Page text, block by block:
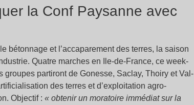
la Conf Paysanne avec
bétonnage et l’accaparement des terres, la saison
Quatre marches en Ile-de-France, ce week-
partiront de Gonesse, Saclay, Thoiry et Val-
des terres et d’exploitation agro-
Objectif : « obtenir un moratoire immédiat sur la